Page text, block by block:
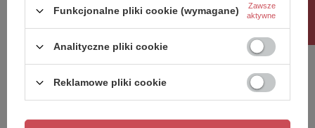
Dodaj własne zdjęcie produktu:
Funkcjonalne pliki cookie (wymagane)
Zawsze
aktywne
Analityczne pliki cookie
Reklamowe pliki cookie